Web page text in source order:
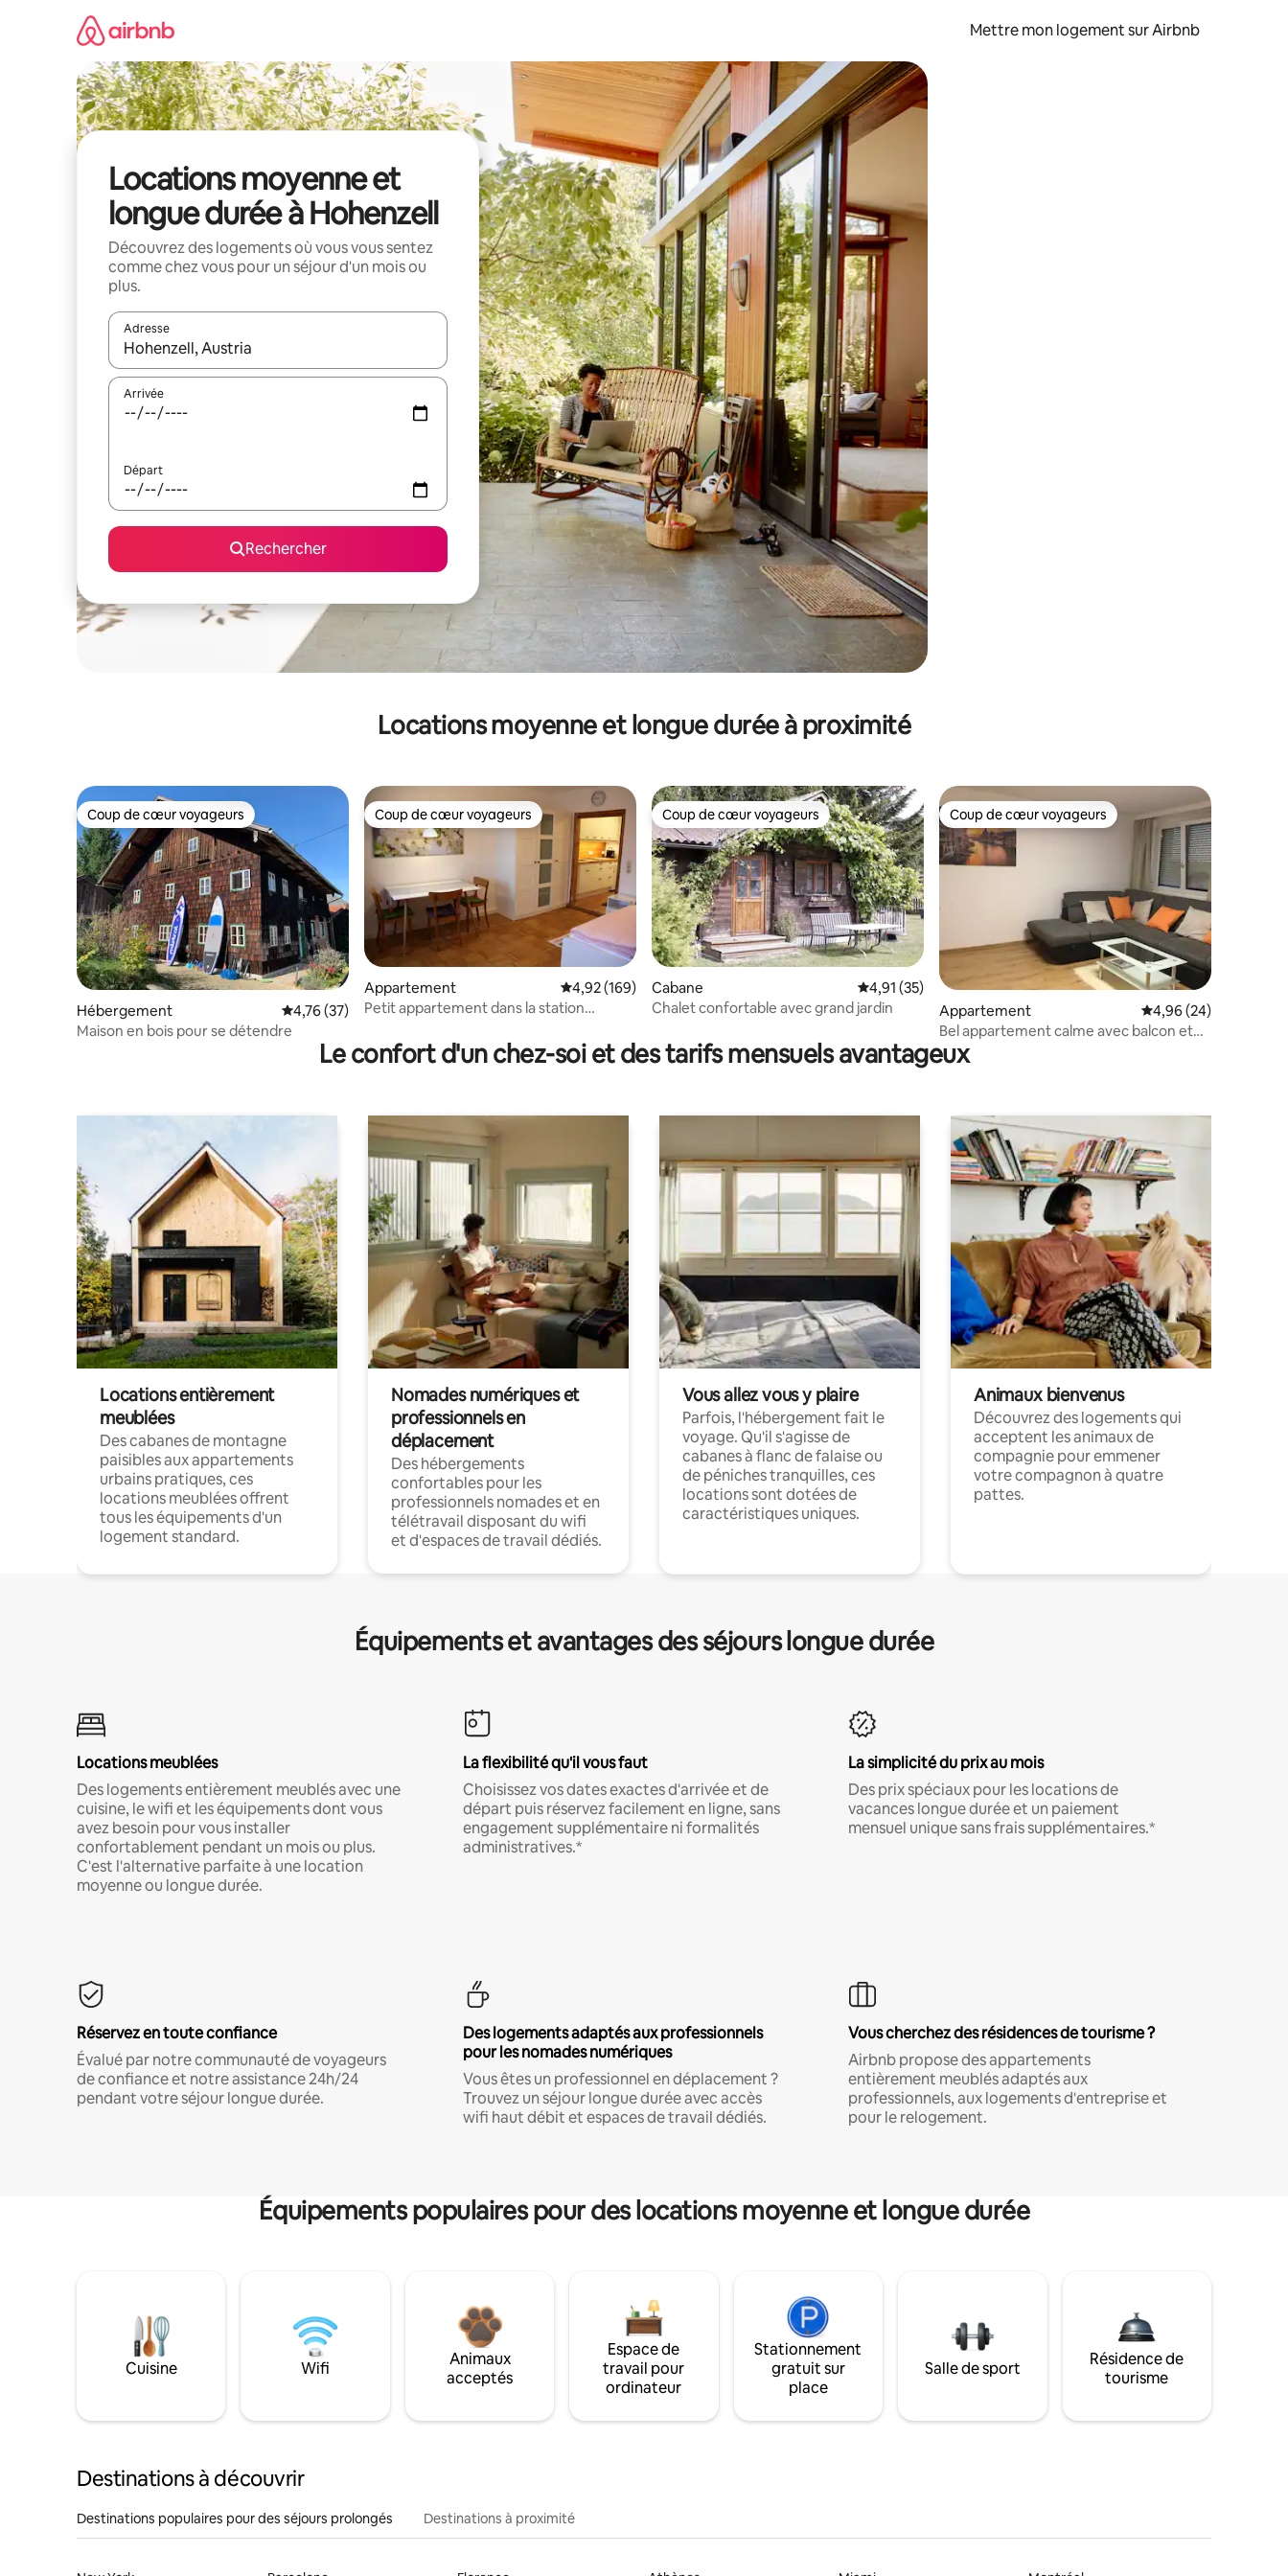
Mettre mon logement sur Airbnb
Locations moyenne et
longue durée à Hohenzell
Découvrez des logements où vous vous sentez
comme chez vous pour un séjour d'un mois ou
plus.
Adresse
Lorsque les résultats s'affichent, utilisez les flèches vers le haut et vers le bas pour les parcourir ou en appuyant et en faisant glisser.
Arrivée
Départ
Rechercher
Locations moyenne et longue durée à proximité
Coup de cœur voyageurs
Coup de cœur voyageurs
Hébergement Évaluation moyenne sur la base de 37 commentaires : 4,76 sur 5
4,76 (37)
Maison en bois pour se détendre
Coup de cœur voyageurs
Coup de cœur voyageurs
Appartement Évaluation moyenne sur la base de 169 commentaires : 4,92 sur 5
4,92 (169)
Petit appartement dans la station
Coup de cœur voyageurs
Coup de cœur voyageurs
Cabane Évaluation moyenne sur la base de 35 commentaires : 4,91 sur 5
4,91 (35)
Chalet confortable avec grand jardin
Coup de cœur voyageurs
Coup de cœur voyageurs
Appartement Évaluation moyenne
4,96 (24)
Bel appartement calme avec balcon et
parking
Le confort d'un chez-soi et des tarifs mensuels avantageux
Locations entièrement
meublées
Des cabanes de montagne
paisibles aux appartements
urbains pratiques, ces
locations meublées offrent
tous les équipements d'un
logement standard.
Nomades numériques et
professionnels en
déplacement
Des hébergements
confortables pour les
professionnels nomades et en
télétravail disposant du wifi
et d'espaces de travail dédiés.
Vous allez vous y plaire
Parfois, l'hébergement fait le
voyage. Qu'il s'agisse de
cabanes à flanc de falaise ou
de péniches tranquilles, ces
locations sont dotées de
caractéristiques uniques.
Animaux bienvenus
Découvrez des logements qui
acceptent les animaux de
compagnie pour emmener
votre compagnon à quatre
pattes.
Équipements et avantages des séjours longue durée
Locations meublées
Des logements entièrement meublés avec une
cuisine, le wifi et les équipements dont vous
avez besoin pour vous installer
confortablement pendant un mois ou plus.
C'est l'alternative parfaite à une location
moyenne ou longue durée.
La flexibilité qu'il vous faut
Choisissez vos dates exactes d'arrivée et de
départ puis réservez facilement en ligne, sans
engagement supplémentaire ni formalités
administratives.*
La simplicité du prix au mois
Des prix spéciaux pour les locations de
vacances longue durée et un paiement
mensuel unique sans frais supplémentaires.*
Réservez en toute confiance
Évalué par notre communauté de voyageurs
de confiance et notre assistance 24h/24
pendant votre séjour longue durée.
Des logements adaptés aux professionnels
pour les nomades numériques
Vous êtes un professionnel en déplacement ?
Trouvez un séjour longue durée avec accès
wifi haut débit et espaces de travail dédiés.
Vous cherchez des résidences de tourisme ?
Airbnb propose des appartements
entièrement meublés adaptés aux
professionnels, aux logements d'entreprise et
pour le relogement.
Équipements populaires pour des locations moyenne et longue durée
Cuisine Wifi
Animaux
acceptés
Espace de
travail pour
ordinateur
Stationnement
gratuit sur
place
Salle de sport
Résidence de
tourisme
Destinations à découvrir
Destinations populaires pour des séjours prolongés Destinations à proximité